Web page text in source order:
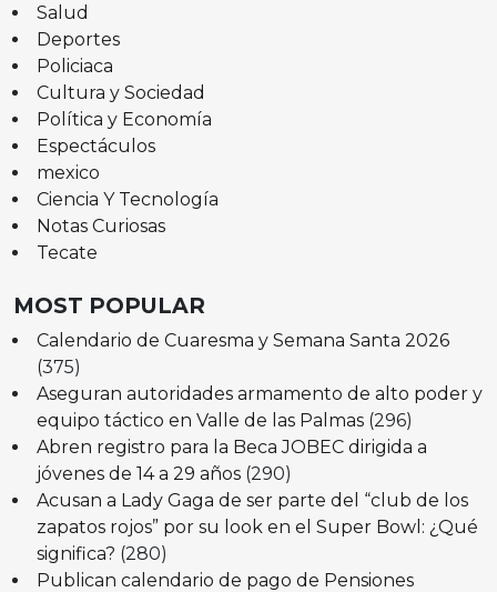
Salud
Deportes
Policiaca
Cultura y Sociedad
Política y Economía
Espectáculos
mexico
Ciencia Y Tecnología
Notas Curiosas
Tecate
MOST POPULAR
Calendario de Cuaresma y Semana Santa 2026
(375)
Aseguran autoridades armamento de alto poder y
equipo táctico en Valle de las Palmas (296)
Abren registro para la Beca JOBEC dirigida a
jóvenes de 14 a 29 años (290)
Acusan a Lady Gaga de ser parte del “club de los
zapatos rojos” por su look en el Super Bowl: ¿Qué
significa? (280)
Publican calendario de pago de Pensiones